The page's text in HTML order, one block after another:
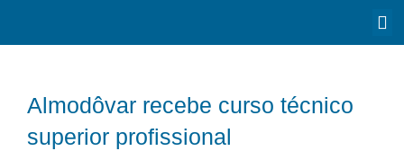
Almodôvar recebe curso técnico
superior profissional